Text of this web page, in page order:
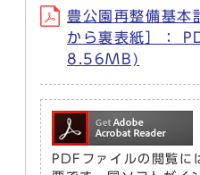
豊公園再整備基本
から裏表紙］：
8.56MB)
PDFファイルの閲覧